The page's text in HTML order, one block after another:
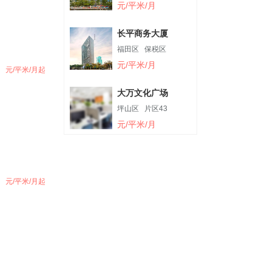
元/平米/月起
元/平米/月起
元/平米/月
长平商务大厦
福田区 保税区
元/平米/月
大万文化广场
坪山区 片区43
元/平米/月